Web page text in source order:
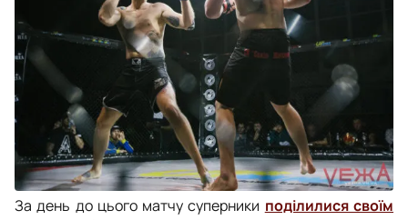
За день до цього матчу суперники поділилися своїм